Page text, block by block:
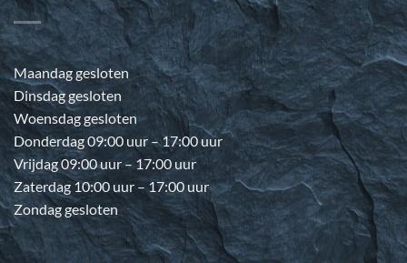
Maandag gesloten
Dinsdag gesloten
Woensdag gesloten
Donderdag 09:00 uur – 17:00 uur
Vrijdag 09:00 uur – 17:00 uur
Zaterdag 10:00 uur – 17:00 uur
Zondag gesloten